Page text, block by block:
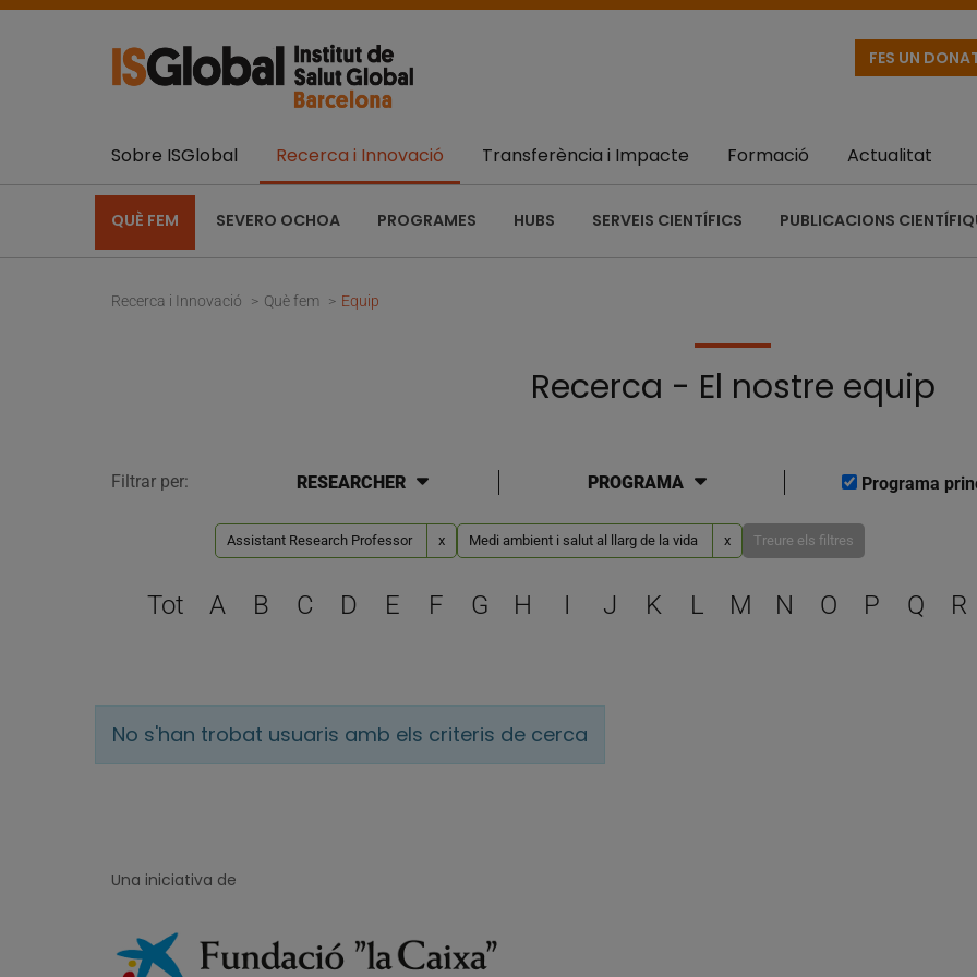
FES UN
Sobre ISGlobal Recerca i Innovació
QUÈ FEM SEVERO OCHOA PROGRAMES HUBS SERVEIS CIENTÍFICS PUBLICACIONS
Transferència i Impacte Formació Actualitat
Recerca i Innovació Què fem Equip
Recerca - El nostre equip
Filtrar per: RESEARCHER PROGRAMA Programa
Assistant Research Professor x Medi ambient i salut al llarg de la vida x Treure els filtres
Escull una lletra per filtrar
Tot A B C D E F G H I J K L M N O P Q R
No s'han trobat usuaris amb els criteris de cerca
Una iniciativa de